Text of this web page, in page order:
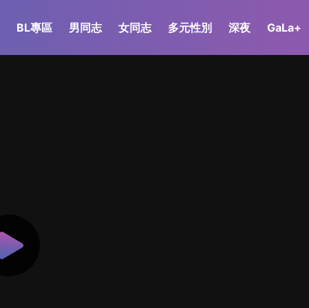
BL專區 男同志 女同志 多元性別 深夜 GaLa+